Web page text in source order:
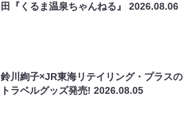
田『くるま温泉ちゃんねる』2026.08.06
鈴川絢子×JR東海リテイリング・プラスの
トラベルグッズ発売!2026.08.05